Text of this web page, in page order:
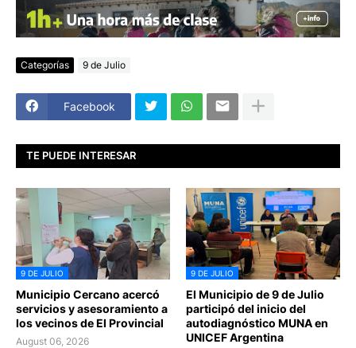
Categorías 9 de Julio
Facebook
TE PUEDE INTERESAR
9 DE JULIO
Municipio Cercano acercó
servicios y asesoramiento a
los vecinos de El Provincial
August 06, 2026
9 DE JULIO
El Municipio de 9 de Julio
participó del inicio del
autodiagnóstico MUNA en
UNICEF Argentina